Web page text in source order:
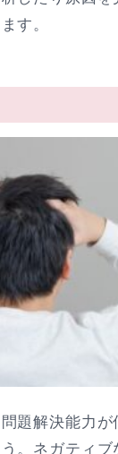
す。
題解決能力が
。ネガティブ